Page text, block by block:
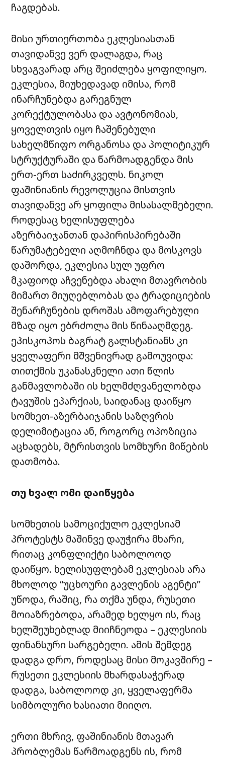
ჩაგდებას.
მისი ურთიერთობა ეკლესიასთან
თავიდანვე ვერ დალაგდა, რაც
სხვაგვარად არც შეიძლება ყოფილიყო.
ეკლესია, მიუხედავად იმისა, რომ
ინარჩუნებდა გარეგნულ
კორექტულობასა და ავტონომიას,
ყოველთვის იყო ჩაშენებული
სახელმწიფო ორგანოსა და პოლიტიკურ
სტრუქტურაში და წარმოადგენდა მის
ერთ-ერთ საძირკველს. ნიკოლ
ფაშინიანის რევოლუცია მისთვის
თავიდანვე არ ყოფილა მისასალმებელი.
როდესაც ხელისუფლება
აზერბაიჯანთან დაპირისპირებაში
წარუმატებელი აღმოჩნდა და მოსკოვს
დაშორდა, ეკლესია სულ უფრო
მკაფიოდ აჩვენებდა ახალი მთავრობის
მიმართ მიუღებლობას და ტრადიციების
შენარჩუნების დროშას ამოფარებული
მზად იყო ებრძოლა მის წინააღმდეგ.
ეპისკოპოს ბაგრატ გალსტანიანს კი
ყველაფერი მშვენივრად გამოუვიდა:
თითქმის უკანასკნელი ათი წლის
განმავლობაში ის ხელმძღვანელობდა
ტავუშის ეპარქიას, საიდანაც დაიწყო
სომხეთ-აზერბაიჯანის საზღვრის
დელიმიტაცია ან, როგორც ოპოზიცია
აცხადებს, მტრისთვის სომხური მიწების
დათმობა.
თუ ხვალ ომი დაიწყება
სომხეთის სამოციქულო ეკლესიამ
პროტესტს მაშინვე დაუჭირა მხარი,
რითაც კონფლიქტი საბოლოოდ
დაიწყო. ხელისუფლებამ ეკლესიას არა
მხოლოდ “უცხოური გავლენის აგენტი”
უწოდა, რაშიც, რა თქმა უნდა, რუსეთი
მოიაზრებოდა, არამედ ხელყო ის, რაც
ხელშეუხებლად მიიჩნეოდა – ეკლესიის
ფინანსური სარგებელი. ამის შემდეგ
დადგა დრო, როდესაც მისი მოკავშირე –
რუსეთი ეკლესიის მხარდასაჭერად
დადგა, საბოლოოდ კი, ყველაფერმა
სიმბოლური ხასიათი მიიღო.
ერთი მხრივ, ფაშინიანის მთავარ
პრობლემას წარმოადგენს ის, რომ